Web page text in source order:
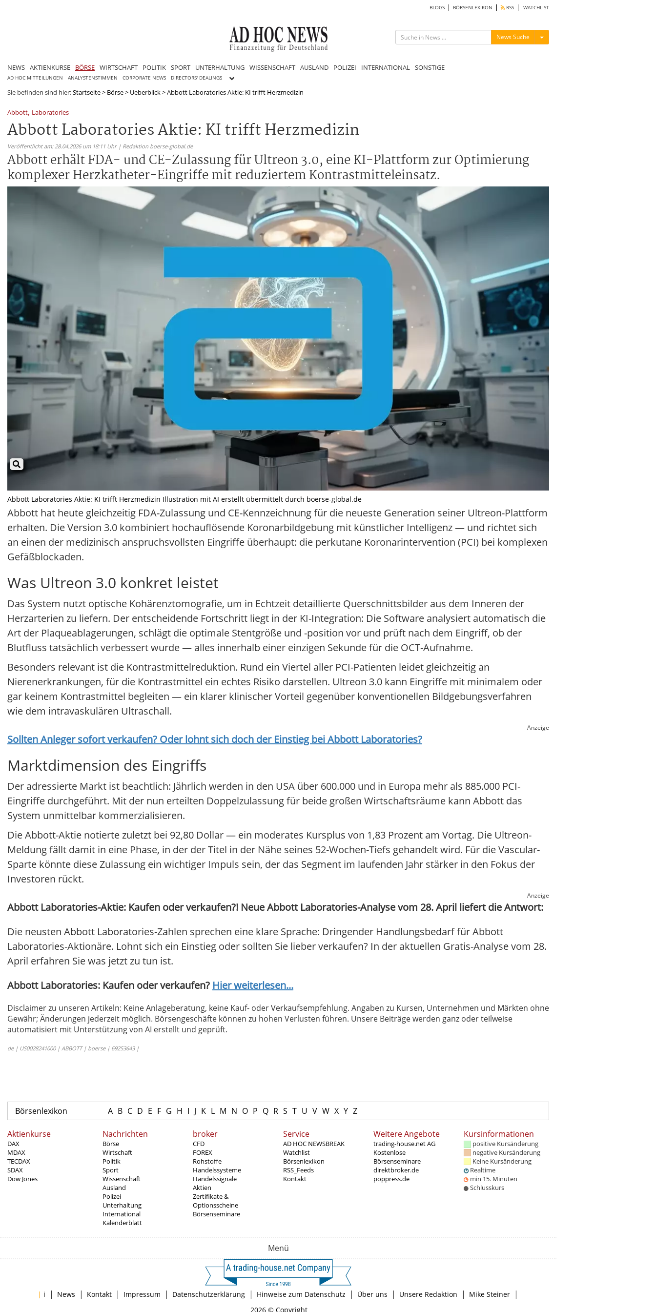
BLOGS BÖRSENLEXIKON RSS WATCHLIST
News Suche Menü ein-/ausblenden
NEWS AKTIENKURSE BÖRSE WIRTSCHAFT POLITIK SPORT UNTERHALTUNG WISSENSCHAFT AUSLAND POLIZEI INTERNATIONAL SONSTIGE
AD HOC MITTEILUNGEN ANALYSTENSTIMMEN CORPORATE NEWS DIRECTORS' DEALINGS
Sie befinden sind hier:Startseite> Börse> Ueberblick>Abbott Laboratories Aktie: KI trifft Herzmedizin
Abbott, Laboratories
Abbott Laboratories Aktie: KI trifft Herzmedizin
Veröffentlicht am: 28.04.2026 um 18:11 Uhr | Redaktion boerse-global.de
Abbott erhält FDA- und CE-Zulassung für Ultreon 3.0, eine KI-Plattform zur Optimierung
komplexer Herzkatheter-Eingriffe mit reduziertem Kontrastmitteleinsatz.
Abbott Laboratories Aktie: KI trifft Herzmedizin Illustration mit AI erstellt übermittelt durch boerse-global.de
Abbott hat heute gleichzeitig FDA-Zulassung und CE-Kennzeichnung für die neueste Generation seiner Ultreon-Plattform
erhalten. Die Version 3.0 kombiniert hochauflösende Koronarbildgebung mit künstlicher Intelligenz — und richtet sich
an einen der medizinisch anspruchsvollsten Eingriffe überhaupt: die perkutane Koronarintervention (PCI) bei komplexen
Gefäßblockaden.
Was Ultreon 3.0 konkret leistet
Das System nutzt optische Kohärenztomografie, um in Echtzeit detaillierte Querschnittsbilder aus dem Inneren der
Herzarterien zu liefern. Der entscheidende Fortschritt liegt in der KI-Integration: Die Software analysiert automatisch die
Art der Plaqueablagerungen, schlägt die optimale Stentgröße und -position vor und prüft nach dem Eingriff, ob der
Blutfluss tatsächlich verbessert wurde — alles innerhalb einer einzigen Sekunde für die OCT-Aufnahme.
Besonders relevant ist die Kontrastmittelreduktion. Rund ein Viertel aller PCI-Patienten leidet gleichzeitig an
Nierenerkrankungen, für die Kontrastmittel ein echtes Risiko darstellen. Ultreon 3.0 kann Eingriffe mit minimalem oder
gar keinem Kontrastmittel begleiten — ein klarer klinischer Vorteil gegenüber konventionellen Bildgebungsverfahren
wie dem intravaskulären Ultraschall.
Anzeige
Sollten Anleger sofort verkaufen? Oder lohnt sich doch der Einstieg beiAbbott Laboratories?
Marktdimension des Eingriffs
Der adressierte Markt ist beachtlich: Jährlich werden in den USA über 600.000 und in Europa mehr als 885.000 PCI-
Eingriffe durchgeführt. Mit der nun erteilten Doppelzulassung für beide großen Wirtschaftsräume kann Abbott das
System unmittelbar kommerzialisieren.
Die Abbott-Aktie notierte zuletzt bei 92,80 Dollar — ein moderates Kursplus von 1,83 Prozent am Vortag. Die Ultreon-
Meldung fällt damit in eine Phase, in der der Titel in der Nähe seines 52-Wochen-Tiefs gehandelt wird. Für die Vascular-
Sparte könnte diese Zulassung ein wichtiger Impuls sein, der das Segment im laufenden Jahr stärker in den Fokus der
Investoren rückt.
Anzeige
Abbott Laboratories-Aktie: Kaufen oder verkaufen?! Neue Abbott Laboratories-Analyse vom 28. April liefert die Antwort:
Die neusten Abbott Laboratories-Zahlen sprechen eine klare Sprache: Dringender Handlungsbedarf für Abbott
Laboratories-Aktionäre. Lohnt sich ein Einstieg oder sollten Sie lieber verkaufen? In der aktuellen Gratis-Analyse vom 28.
April erfahren Sie was jetzt zu tun ist.
Abbott Laboratories: Kaufen oder verkaufen? Hier weiterlesen...
Disclaimer zu unseren Artikeln: Keine Anlageberatung, keine Kauf- oder Verkaufsempfehlung. Angaben zu Kursen, Unternehmen und Märkten ohne
Gewähr; Änderungen jederzeit möglich. Börsengeschäfte können zu hohen Verlusten führen. Unsere Beiträge werden ganz oder teilweise
automatisiert mit Unterstützung von AI erstellt und geprüft.
de | US0028241000 | ABBOTT | boerse | 69253643 |
Börsenlexikon A B C D E F G H I J K L M N O P Q R S T U V W X Y Z
Aktienkurse
DAX
MDAX
TECDAX
SDAX
Dow Jones
Nachrichten
Börse
Wirtschaft
Politik
Sport
Wissenschaft
Ausland
Polizei
Unterhaltung
International
Kalenderblatt
broker
CFD
FOREX
Rohstoffe
Handelssysteme
Handelssignale
Aktien
Zertifikate &
Optionsscheine
Börsenseminare
Service
AD HOC NEWSBREAK
Watchlist
Börsenlexikon
RSS_Feeds
Kontakt
Weitere Angebote
trading-house.net AG
Kostenlose
Börsenseminare
direktbroker.de
poppress.de
Kursinformationen
positive Kursänderung
negative Kursänderung
Keine Kursänderung
Realtime
min 15. Minuten
Schlusskurs
Menü
| i | News | Kontakt | Impressum | Datenschutzerklärung | Hinweise zum Datenschutz | Über uns | Unsere Redaktion | Mike Steiner |
2026 © Copyright